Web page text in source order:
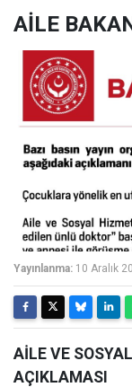
AİLE
Yayınlanma: 10 Aralık
AİLE VE
AÇIKLAMASI